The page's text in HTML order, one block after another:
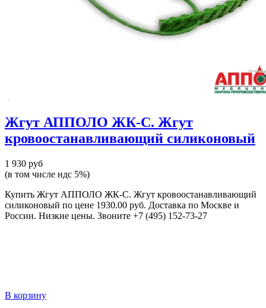
Жгут АППОЛО ЖК-С. Жгут
кровоостанавливающий силиконовый
1 930 руб
(в том числе ндс 5%)
Купить Жгут АППОЛО ЖК-С. Жгут кровоостанавливающий
силиконовый по цене 1930.00 руб. Доставка по Москве и
России. Низкие цены. Звоните +7 (495) 152-73-27
В корзину